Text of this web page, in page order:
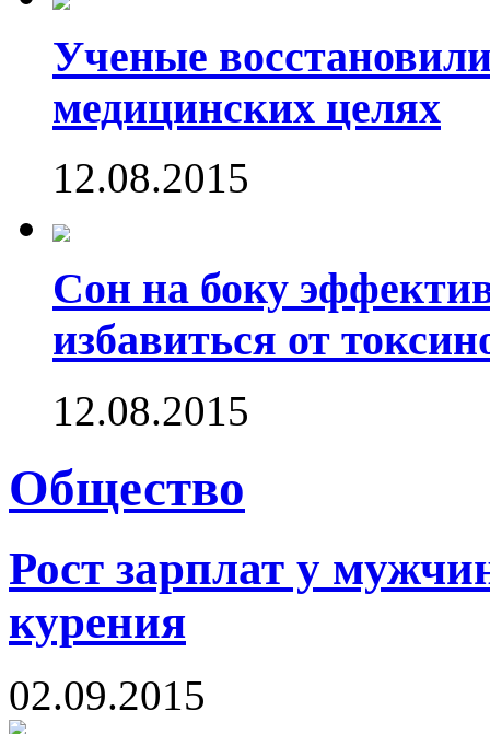
Ученые
медицинских целях
12.08.2015
Сон на боку
избавиться от
12.08.2015
Общество
Рост зарплат у
курения
02.09.2015